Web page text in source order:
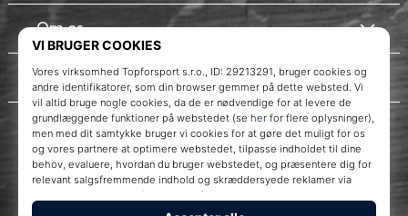
WePlayHandball.dk
Om os
Kundeservice